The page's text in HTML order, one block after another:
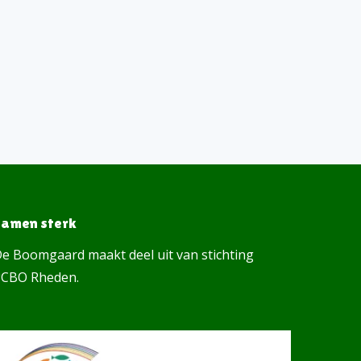
sterk
Boomgaard maakt deel uit van stichting
Rheden.